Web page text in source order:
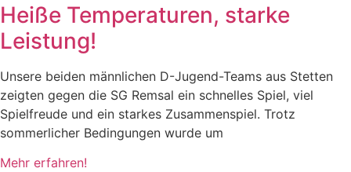
Heiße Temperaturen, starke
Leistung!
Unsere beiden männlichen D-Jugend-Teams aus Stetten
zeigten gegen die SG Remsal ein schnelles Spiel, viel
Spielfreude und ein starkes Zusammenspiel. Trotz
sommerlicher Bedingungen wurde um
Mehr erfahren!